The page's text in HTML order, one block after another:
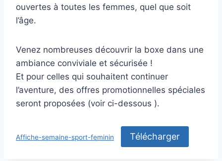
ouvertes à toutes les femmes, quel que soit
l’âge.
Venez nombreuses découvrir la boxe dans une
ambiance conviviale et sécurisée !
Et pour celles qui souhaitent continuer
l’aventure, des offres promotionnelles spéciales
seront proposées (voir ci-dessous ).
Affiche-semaine-sport-feminin Télécharger